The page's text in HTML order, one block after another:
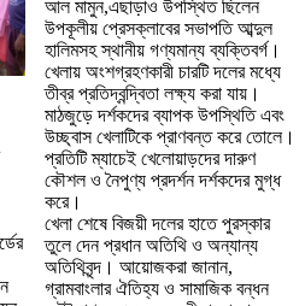
আল মামুন,এছাড়াও উপস্থিত ছিলেন
উপকূলীয় প্রেসক্লাবের সভাপতি আব্দুল
হালিমসহ স্থানীয় গণ্যমান্য ব্যক্তিবর্গ।
খেলায় অংশগ্রহণকারী চারটি দলের মধ্যে
তীব্র প্রতিদ্বন্দ্বিতা লক্ষ্য করা যায়।
মাঠজুড়ে দর্শকদের ব্যাপক উপস্থিতি এবং
উচ্ছ্বাস খেলাটিকে প্রাণবন্ত করে তোলে।
প্রতিটি ম্যাচেই খেলোয়াড়দের দারুণ
কৌশল ও নৈপুণ্য প্রদর্শন দর্শকদের মুগ্ধ
করে।
খেলা শেষে বিজয়ী দলের হাতে পুরস্কার
তুলে দেন প্রধান অতিথি ও অন্যান্য
অতিথিবৃন্দ। আয়োজকরা জানান,
গ্রামবাংলার ঐতিহ্য ও সামাজিক বন্ধন